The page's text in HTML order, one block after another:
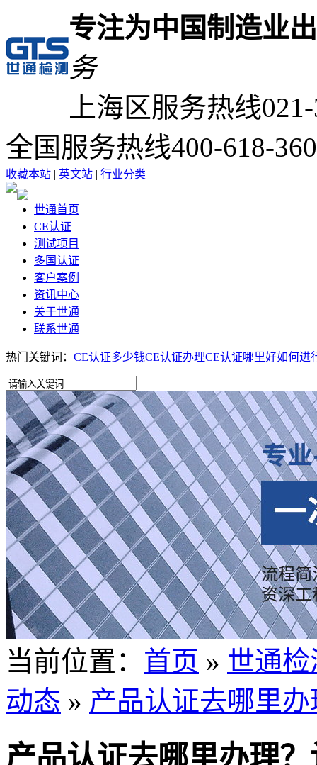
专注为中国制造业
务
上海区服务热线
全国服务热线400-618-
收藏本站 | 英文站 | 行业分类
世通首页
CE认证
测试项目
多国认证
客户案例
资讯中心
关于世通
联系世通
热门关键词： CE认证多少钱CE认证办理CE认证哪里好如何进
当前位置 ： 首页 » 世通
动态 » 产品认证去哪里
产品认证去哪里办理